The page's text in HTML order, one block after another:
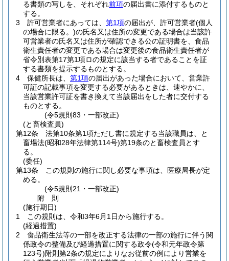
る書類の写しを、それぞれ前項の届出書に添付するものと
する。
3
許可営業者にあっては、 第1項の届出が、許可営業者(個人
の場合に限る。)の氏名又は住所の変更である場合は当該許
可営業者の氏名又は住所が確認できる公の証明書を、食品
衛生責任者の変更である場合は変更後の食品衛生責任者が
省令別表第17第1項ロの規定に該当する者であることを証
する書類を提示するものとする。
4
保健所長は、 第1項の届出があった場合において、営業許
可証の記載事項を変更する必要があるときは、速やかに、
当該営業許可証を書き換えて当該届出をした者に交付する
ものとする。
(令5規則83・一部改正)
(と畜検査員)
第12条
法第10条第1項ただし書に規定する当該職員は、と
畜場法(昭和28年法律第114号)第19条のと畜検査員とす
る。
(委任)
第13条
この規則の施行に関し必要な事項は、医療局長が定
める。
(令5規則21・一部改正)
附 則
(施行期日)
1
この規則は、令和3年6月1日から施行する。
(経過措置)
2
食品衛生法等の一部を改正する法律の一部の施行に伴う関
係政令の整備及び経過措置に関する政令(令和元年政令第
123号)附則第2条の規定によりなお従前の例により営業を